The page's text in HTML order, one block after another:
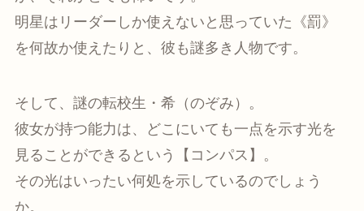
明星はリーダーしか使えないと思っていた《罰》
を何故か使えたりと、彼も謎多き人物です。
そして、謎の転校生・希（のぞみ）。
彼女が持つ能力は、どこにいても一点を示す光を
見ることができるという【コンパス】。
その光はいったい何処を示しているのでしょう
か。